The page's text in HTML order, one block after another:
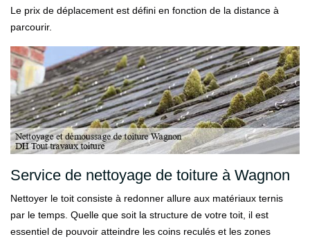
Le prix de déplacement est défini en fonction de la distance à
parcourir.
Service de nettoyage de toiture à Wagnon
Nettoyer le toit consiste à redonner allure aux matériaux ternis
par le temps. Quelle que soit la structure de votre toit, il est
essentiel de pouvoir atteindre les coins reculés et les zones